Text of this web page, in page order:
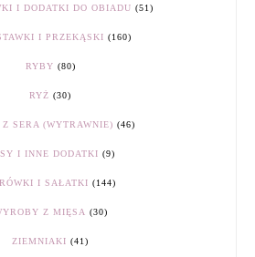
I DODATKI DO OBIADU (51)
I PRZEKĄSKI (160)
RYBY (80)
RYŻ (30)
SERA (WYTRAWNIE) (46)
I INNE DODATKI (9)
I SAŁATKI (144)
Z MIĘSA (30)
ZIEMNIAKI (41)